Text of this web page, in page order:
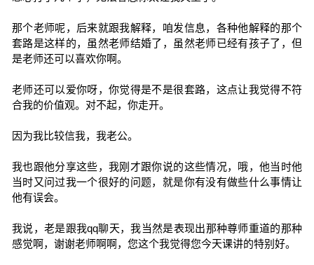
那个老师呢，后来就跟我解释，咱发信息，各种他解释的那个
套路是这样的，虽然老师结婚了，虽然老师已经有孩子了，但
是老师还可以喜欢你啊。
老师还可以爱你呀，你觉得是不是很套路，这点让我觉得不符
合我的价值观。对不起，你走开。
因为我比较信我，我老公。
我也跟他分享这些，我刚才跟你说的这些情况，哦，他当时他
当时又问过我一个很好的问题，就是你有没有做些什么事情让
他有误会。
我说，老是跟我qq聊天，我当然是表现出那种尊师重道的那种
感觉啊，谢谢老师啊啊，您这个我觉得您今天课讲的特别好。